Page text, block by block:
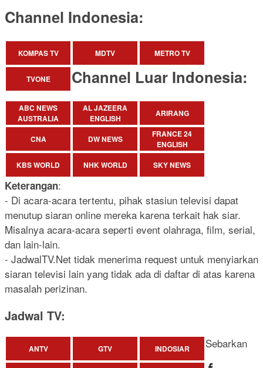
Channel Indonesia:
KOMPAS TV MDTV METRO TV
TVONE Channel Luar Indonesia:
ABC NEWS
AUSTRALIA
AL JAZEERA
ENGLISH
ARIRANG
CNA DW NEWS
FRANCE 24
ENGLISH
KBS WORLD
NHK WORLD SKY NEWS
Keterangan:
- Di acara-acara tertentu, pihak stasiun televisi dapat
menutup siaran online mereka karena terkait hak siar.
Misalnya acara-acara seperti event olahraga, film, serial,
dan lain-lain.
- JadwalTV.Net tidak menerima request untuk menyiarkan
siaran televisi lain yang tidak ada di daftar di atas karena
masalah perizinan.
Jadwal TV:
ANTV GTV INDOSIAR Sebarkan